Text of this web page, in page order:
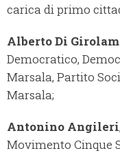
carica di primo
Alberto Di
Democratico,
Marsala, Partito
Marsala;
Antonino Angileri
Movimento Cinque